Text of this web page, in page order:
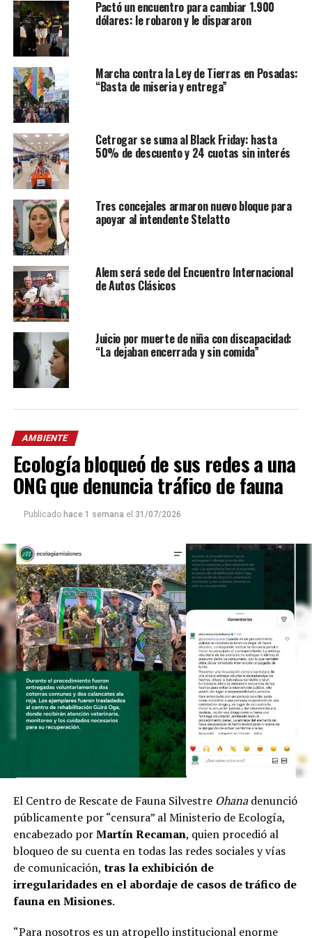
Pactó un encuentro para cambiar 1.900
dólares: le robaron y le dispararon
Marcha contra la Ley de Tierras en Posadas:
“Basta de miseria y entrega”
Cetrogar se suma al Black Friday: hasta
50% de descuento y 24 cuotas sin interés
Tres concejales armaron nuevo bloque para
apoyar al intendente Stelatto
Alem será sede del Encuentro Internacional
de Autos Clásicos
Juicio por muerte de niña con discapacidad:
“La dejaban encerrada y sin comida”
AMBIENTE
Ecología bloqueó de sus redes a una
ONG que denuncia tráfico de fauna
Publicado hace 1 semana el 31/07/2026
El Centro de Rescate de Fauna SilvestreOhanadenunció
públicamente por “censura” al Ministerio de Ecología,
encabezado porMartín Recaman, quien procedió al
bloqueo de su cuenta en todas las redes sociales y vías
de comunicación, tras la exhibición de
irregularidades en el abordaje de casos de tráfico de
fauna en Misiones.
“Para nosotros es un atropello institucional enorme